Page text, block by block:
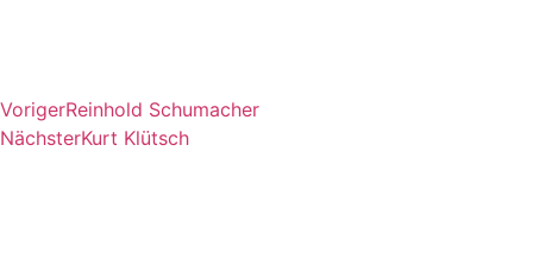
VorigerReinhold Schumacher
NächsterKurt Klütsch